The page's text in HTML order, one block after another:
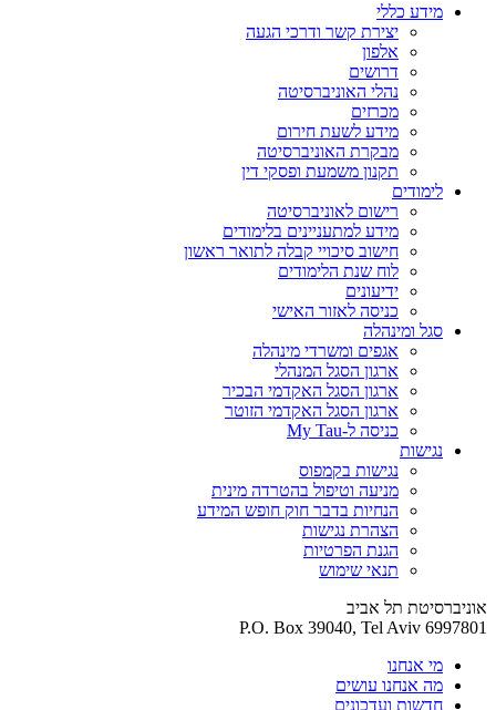
מידע כללי
יצירת קשר ודרכי הגעה
אלפון
דרושים
נהלי האוניברסיטה
מכרזים
מידע לשעת חירום
מבקרת האוניברסיטה
תקנון משמעת ופסקי דין
לימודים
רישום לאוניברסיטה
מידע למתעניינים בלימודים
חישוב סיכויי קבלה לתואר ראשון
לוח שנת הלימודים
ידיעונים
כניסה לאזור האישי
סגל ומינהלה
אגפים ומשרדי מינהלה
ארגון הסגל המנהלי
ארגון הסגל האקדמי הבכיר
ארגון הסגל האקדמי הזוטר
כניסה ל-My Tau
נגישות
נגישות בקמפוס
מניעה וטיפול בהטרדה מינית
הנחיות בדבר חוק חופש המידע
הצהרת נגישות
הגנת הפרטיות
תנאי שימוש
אוניברסיטת תל אביב
P.O. Box 39040, Tel Aviv 6997801
מי אנחנו
מה אנחנו עושים
חדשות ועדכונים